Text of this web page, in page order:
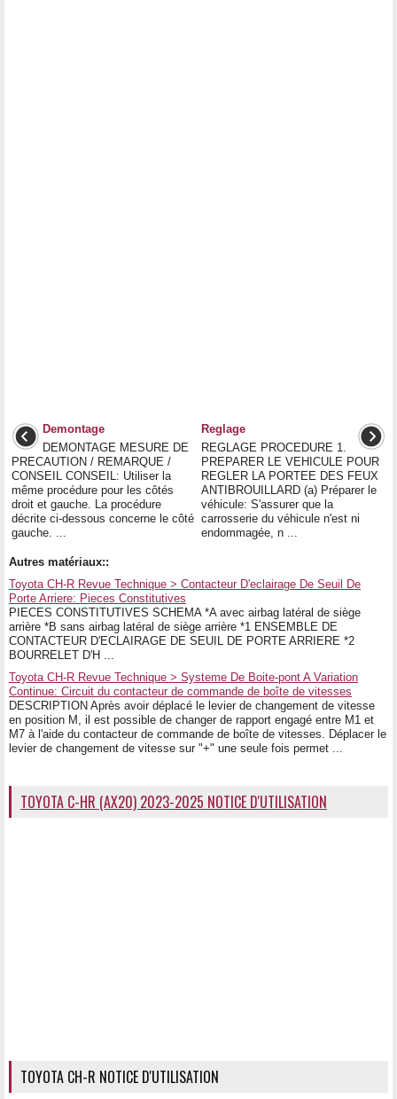
Demontage
DEMONTAGE MESURE DE
PRECAUTION / REMARQUE /
CONSEIL CONSEIL: Utiliser la
même procédure pour les côtés
droit et gauche. La procédure
décrite ci-dessous concerne le côté
gauche. ...
Reglage
REGLAGE PROCEDURE 1.
PREPARER LE VEHICULE POUR
REGLER LA PORTEE DES FEUX
ANTIBROUILLARD (a) Préparer le
véhicule: S'assurer que la
carrosserie du véhicule n'est ni
endommagée, n ...
Autres matériaux::
Toyota CH-R Revue Technique > Contacteur D'eclairage De Seuil De
Porte Arriere: Pieces Constitutives
PIECES CONSTITUTIVES SCHEMA *A avec airbag latéral de siège
arrière *B sans airbag latéral de siège arrière *1 ENSEMBLE DE
CONTACTEUR D'ECLAIRAGE DE SEUIL DE PORTE ARRIERE *2
BOURRELET D'H ...
Toyota CH-R Revue Technique > Systeme De Boite-pont A Variation
Continue: Circuit du contacteur de commande de boîte de vitesses
DESCRIPTION Après avoir déplacé le levier de changement de vitesse
en position M, il est possible de changer de rapport engagé entre M1 et
M7 à l'aide du contacteur de commande de boîte de vitesses. Déplacer le
levier de changement de vitesse sur "+" une seule fois permet ...
TOYOTA C-HR (AX20) 2023-2025 NOTICE D'UTILISATION
TOYOTA CH-R NOTICE D'UTILISATION